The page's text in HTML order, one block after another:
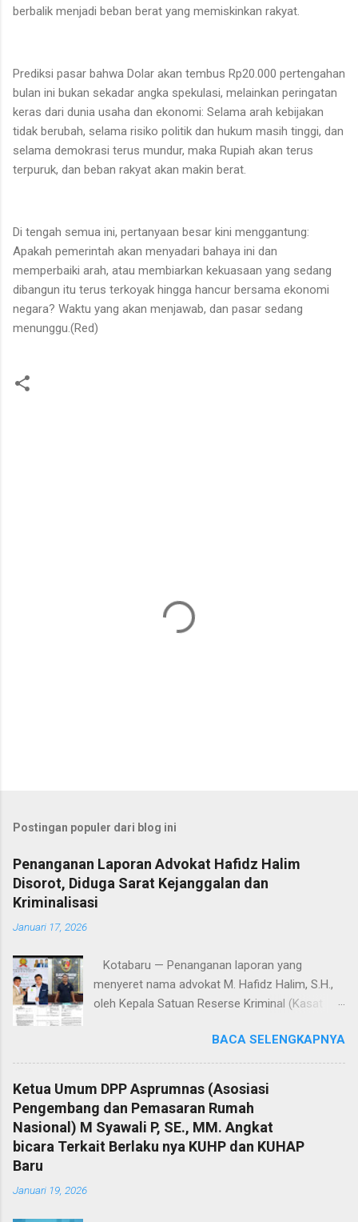
berbalik menjadi beban berat yang memiskinkan rakyat.
Prediksi pasar bahwa Dolar akan tembus Rp20.000 pertengahan
bulan ini bukan sekadar angka spekulasi, melainkan peringatan
keras dari dunia usaha dan ekonomi: Selama arah kebijakan
tidak berubah, selama risiko politik dan hukum masih tinggi, dan
selama demokrasi terus mundur, maka Rupiah akan terus
terpuruk, dan beban rakyat akan makin berat.
Di tengah semua ini, pertanyaan besar kini menggantung:
Apakah pemerintah akan menyadari bahaya ini dan
memperbaiki arah, atau membiarkan kekuasaan yang sedang
dibangun itu terus terkoyak hingga hancur bersama ekonomi
negara? Waktu yang akan menjawab, dan pasar sedang
menunggu.(Red)
Postingan populer dari blog ini
Penanganan Laporan Advokat Hafidz Halim
Disorot, Diduga Sarat Kejanggalan dan
Kriminalisasi
Januari 17, 2026
Kotabaru — Penanganan laporan yang
menyeret nama advokat M. Hafidz Halim, S.H.,
oleh Kepala Satuan Reserse Kriminal (Kasat
Y., S.T.K., S.I.K., M.H., menuai sorotan tajam dari
kalangan advokat dan pemerhati hukum. Proses
penyelidikan hingga penyidikan yang dilakukan
dinilai sarat kejanggalan dan berpotensi
mengarah pada dugaan kriminalisasi profesi
advokat. Jumat (16/1/2026). Sorotan ini
mencuat lantaran laporan polisi tertanggal 4
BACA SELENGKAPNYA
Ketua Umum DPP Asprumnas (Asosiasi
Pengembang dan Pemasaran Rumah
Nasional) M Syawali P, SE., MM. Angkat
bicara Terkait Berlaku nya KUHP dan KUHAP
Baru
Januari 19, 2026